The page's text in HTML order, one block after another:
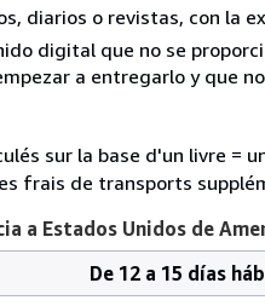
diarios o revistas, con la
digital que no se
a entregarlo y que
sur la base d'un livre =
frais de transports
a Estados Unidos de
De 12 a 15 días